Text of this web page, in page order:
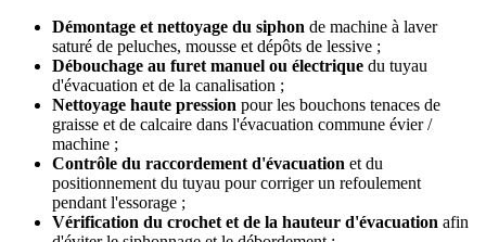
Démontage et nettoyage du siphon de machine à laver
saturé de peluches, mousse et dépôts de lessive ;
Débouchage au furet manuel ou électrique du tuyau
d'évacuation et de la canalisation ;
Nettoyage haute pression pour les bouchons tenaces de
graisse et de calcaire dans l'évacuation commune évier /
machine ;
Contrôle du raccordement d'évacuation et du
positionnement du tuyau pour corriger un refoulement
pendant l'essorage ;
Vérification du crochet et de la hauteur d'évacuation afin